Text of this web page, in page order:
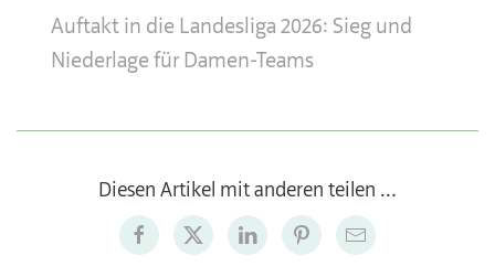
Auftakt in die Landesliga 2026: Sieg und
Niederlage für Damen-Teams
Diesen Artikel mit anderen teilen …